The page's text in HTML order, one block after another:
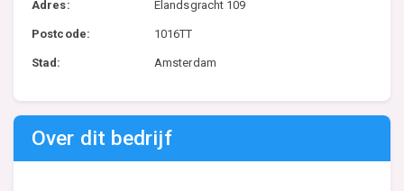
Adres: Elandsgracht 109
Postcode: 1016TT
Stad: Amsterdam
Over dit bedrijf